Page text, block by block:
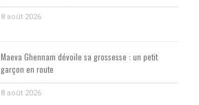
8 août 2026
Maeva Ghennam dévoile sa grossesse : un petit
garçon en route
8 août 2026